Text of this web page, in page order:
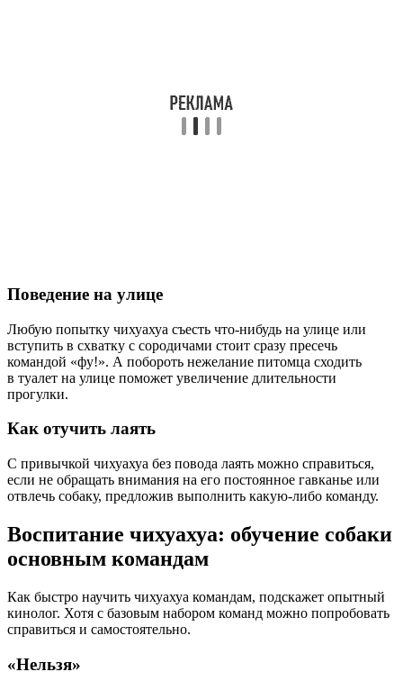
Поведение на улице
Любую попытку чихуахуа съесть что-нибудь на улице или
вступить в схватку с сородичами стоит сразу пресечь
командой «фу!». А побороть нежелание питомца сходить
в туалет на улице поможет увеличение длительности
прогулки.
Как отучить лаять
С привычкой чихуахуа без повода лаять можно справиться,
если не обращать внимания на его постоянное гавканье или
отвлечь собаку, предложив выполнить какую-либо команду.
Воспитание чихуахуа: обучение собаки
основным командам
Как быстро научить чихуахуа командам, подскажет опытный
кинолог. Хотя с базовым набором команд можно попробовать
справиться и самостоятельно.
«Нельзя»